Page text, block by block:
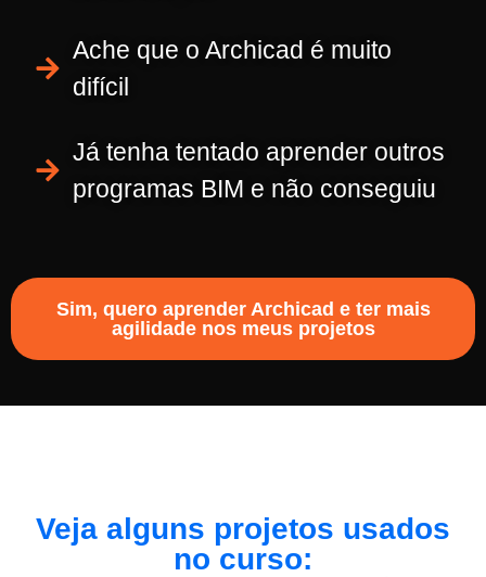
Ache que o Archicad é muito
difícil
Já tenha tentado aprender outros
programas BIM e não conseguiu
Sim, quero aprender Archicad e ter mais
agilidade nos meus projetos
Veja alguns projetos usados
no curso: